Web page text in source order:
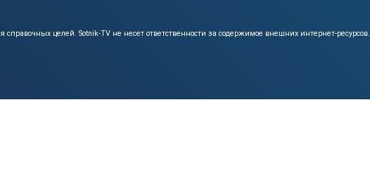
справочных целей. Sotnik-TV не несет ответственности за содержимое внешних интернет-ресурсов.